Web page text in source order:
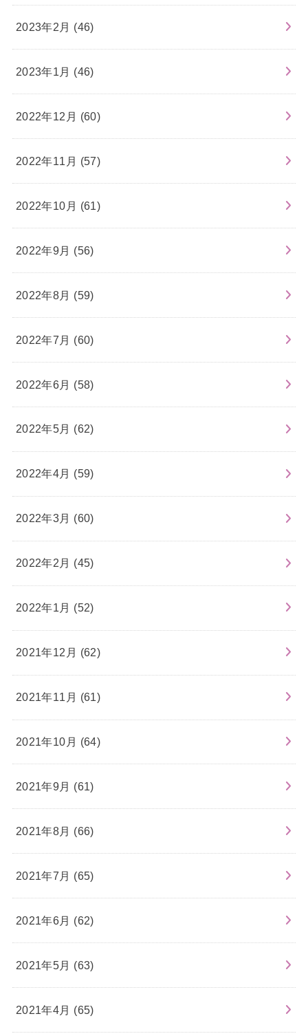
2023年2月 (46)
2023年1月 (46)
2022年12月 (60)
2022年11月 (57)
2022年10月 (61)
2022年9月 (56)
2022年8月 (59)
2022年7月 (60)
2022年6月 (58)
2022年5月 (62)
2022年4月 (59)
2022年3月 (60)
2022年2月 (45)
2022年1月 (52)
2021年12月 (62)
2021年11月 (61)
2021年10月 (64)
2021年9月 (61)
2021年8月 (66)
2021年7月 (65)
2021年6月 (62)
2021年5月 (63)
2021年4月 (65)